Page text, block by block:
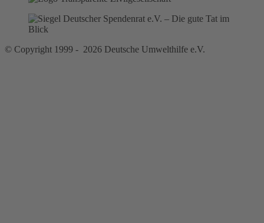
© Copyright 1999 - 2026 Deutsche Umwelthilfe e.V.